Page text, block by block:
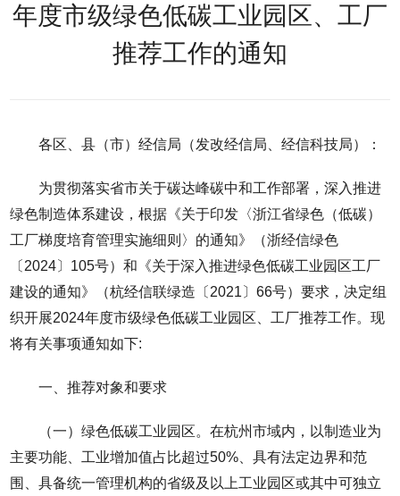
年度市级绿色低碳工业园区、工厂
推荐工作的通知
各区、县（市）经信局（发改经信局、经信科技局）：
为贯彻落实省市关于碳达峰碳中和工作部署，深入推进
绿色制造体系建设，根据《关于印发〈浙江省绿色（低碳）
工厂梯度培育管理实施细则〉的通知》（浙经信绿色
〔2024〕105号）和《关于深入推进绿色低碳工业园区工厂
建设的通知》（杭经信联绿造〔2021〕66号）要求，决定组
织开展2024年度市级绿色低碳工业园区、工厂推荐工作。现
将有关事项通知如下:
一、推荐对象和要求
（一）绿色低碳工业园区。在杭州市域内，以制造业为
主要功能、工业增加值占比超过50%、具有法定边界和范
围、具备统一管理机构的省级及以上工业园区或其中可独立